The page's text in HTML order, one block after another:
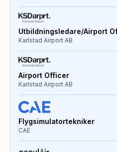
Utbildningsledare/Airport
Karlstad Airport AB
Airport Officer
Karlstad Airport AB
Flygsimulatortekniker
CAE